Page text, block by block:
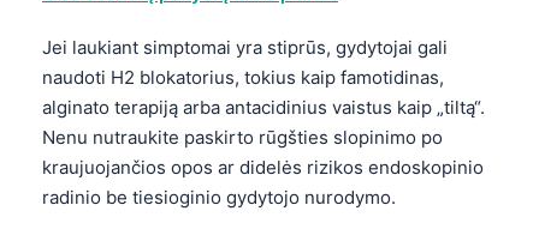
Jei laukiant simptomai yra stiprūs, gydytojai gali
naudoti H2 blokatorius, tokius kaip famotidinas,
alginato terapiją arba antacidinius vaistus kaip „tiltą“.
Nenu nutraukite paskirto rūgšties slopinimo po
kraujuojančios opos ar didelės rizikos endoskopinio
radinio be tiesioginio gydytojo nurodymo.
ไทย
ဗမာစာ
ភាសាខ្មែរ
Kiswahili
አማርኛ